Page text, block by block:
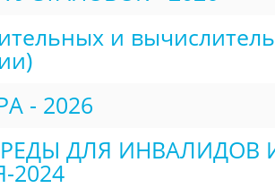
и
- 2026
ДЛЯ